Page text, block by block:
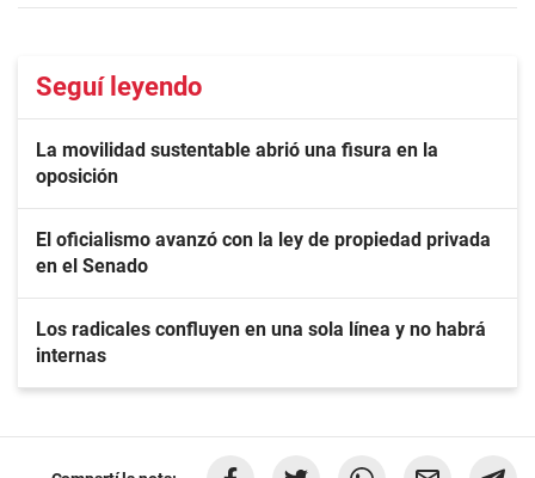
Seguí leyendo
La movilidad sustentable abrió una fisura en la
oposición
El oficialismo avanzó con la ley de propiedad privada
en el Senado
Los radicales confluyen en una sola línea y no habrá
internas